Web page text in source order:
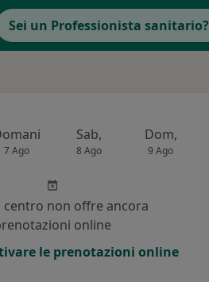
Sei un Professionista sanitario?
7 Ago
Sab,
8 Ago
Dom,
9 Ago
centro non offre ancora
online
le prenotazioni online